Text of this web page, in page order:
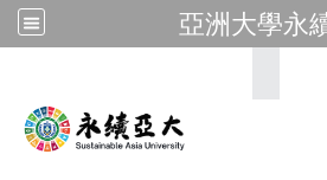
亞洲大學永